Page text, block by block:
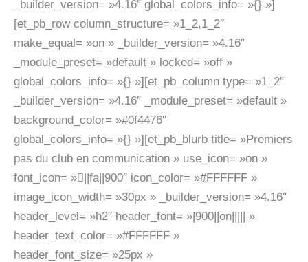
_builder_version= »4.16″ global_colors_info= »{} »]
[et_pb_row column_structure= »1_2,1_2″
make_equal= »on » _builder_version= »4.16″
_module_preset= »default » locked= »off »
global_colors_info= »{} »][et_pb_column type= »1_2″
_builder_version= »4.16″ _module_preset= »default »
background_color= »#0f4476″
global_colors_info= »{} »][et_pb_blurb title= »Premiers
pas du club en communication » use_icon= »on »
font_icon= »||fa||900″ icon_color= »#FFFFFF »
image_icon_width= »30px » _builder_version= »4.16″
header_level= »h2″ header_font= »|900||on||||| »
header_text_color= »#FFFFFF »
header_font_size= »25px »